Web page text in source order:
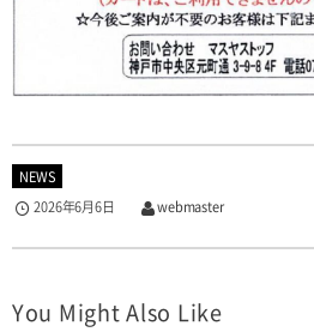
NEWS
2026年6月6日
webmaster
You Might Also Like